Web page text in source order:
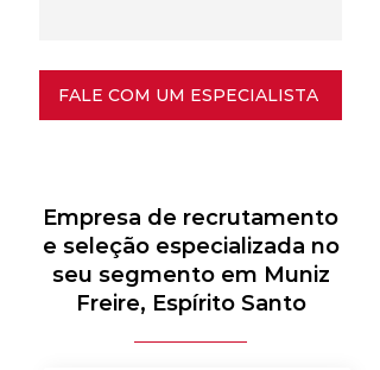
FALE COM UM ESPECIALISTA
Empresa de recrutamento
e seleção especializada no
seu segmento em Muniz
Freire, Espírito Santo